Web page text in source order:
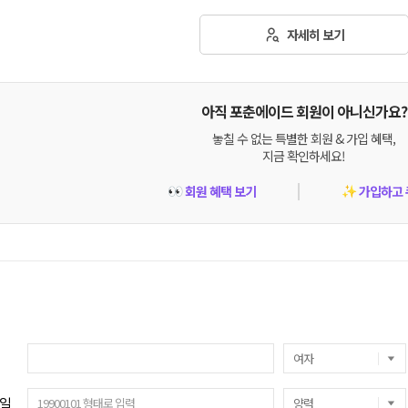
자세히 보기
아직 포춘에이드 회원이 아니신가요?
놓칠 수 없는 특별한 회원 & 가입 혜택,
지금 확인하세요!
👀회원 혜택 보기 ✨가입하고